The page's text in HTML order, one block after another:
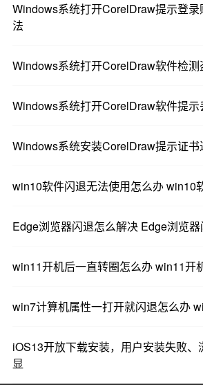
Windows系统打开CorelDraw提示登
法
Windows系统打开CorelDraw软件检
Windows系统打开CorelDraw软件提
Windows系统安装CorelDraw提示证书
win10软件闪退无法使用怎么办 win10
Edge浏览器闪退怎么解决 Edge浏览
win11开机后一直转圈怎么办 win11开
win7计算机属性一打开就闪退怎么办
iOS13开放下载安装，用户安装失败、
显